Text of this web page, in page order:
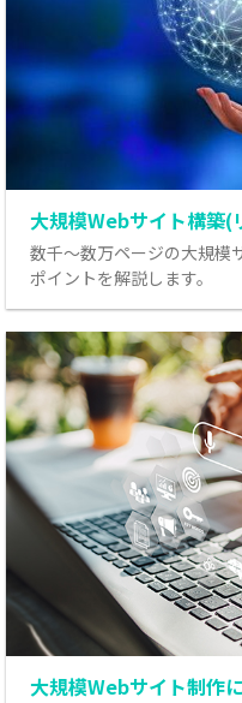
大規模Webサイト構築(
数千～数万ページの大規模
ポイントを解説します。
大規模Webサイト制作